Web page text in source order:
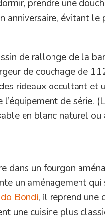
prendre une
évitant le
de rallonge de la
de couchage de
rideaux occultant et
de série.
en blanc naturel ou
dans un fourgon
un aménagement qui
Bondi, il reprend une
une cuisine plus